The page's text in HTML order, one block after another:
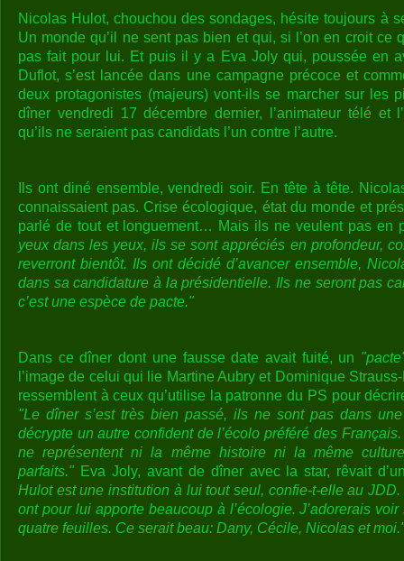
Nicolas Hulot, chouchou des sondages, hésite toujours à
Un monde qu’il ne sent pas bien et qui, si l’on en croit ce
pas fait pour lui. Et puis il y a Eva Joly qui, poussée en
Duflot, s’est lancée dans une campagne précoce et
deux protagonistes (majeurs) vont-ils se marcher sur les
dîner vendredi 17 décembre dernier, l’animateur télé et
qu’ils ne seraient pas candidats l’un contre l’autre.
Ils ont diné ensemble, vendredi soir. En tête à tête.
connaissaient pas. Crise écologique, état du monde et
parlé de tout et longuement… Mais ils ne veulent pas en
yeux dans les yeux, ils se sont appréciés en profondeur,
reverront bientôt. Ils ont décidé d’avancer ensemble,
dans sa candidature à la présidentielle. Ils ne seront pas
c’est une espèce de pacte."
Dans ce dîner dont une fausse date avait fuité, un
l’image de celui qui lie Martine Aubry et Dominique
ressemblent à ceux qu’utilise la patronne du PS pour
"Le dîner s’est très bien passé, ils ne sont pas dans
décrypte un autre confident de l’écolo préféré des
ne représentent ni la même histoire ni la même
parfaits." Eva Joly, avant de dîner avec la star, rêvait
Hulot est une institution à lui tout seul, confie-t-elle au JDD.
ont pour lui apporte beaucoup à l’écologie. J’adorerais
quatre feuilles. Ce serait beau: Dany, Cécile, Nicolas et